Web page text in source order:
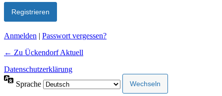
Anmelden | Passwort vergessen?
← Zu Ückendorf Aktuell
Datenschutzerklärung
Sprache